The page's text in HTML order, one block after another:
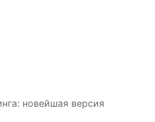
новейшая версия